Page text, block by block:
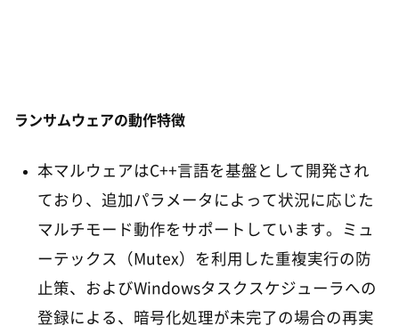
ランサムウェアの動作特徴
本マルウェアはC++言語を基盤として開発され
ており、追加パラメータによって状況に応じた
マルチモード動作をサポートしています。ミュ
ーテックス（Mutex）を利用した重複実行の防
止策、およびWindowsタスクスケジューラへの
登録による、暗号化処理が未完了の場合の再実